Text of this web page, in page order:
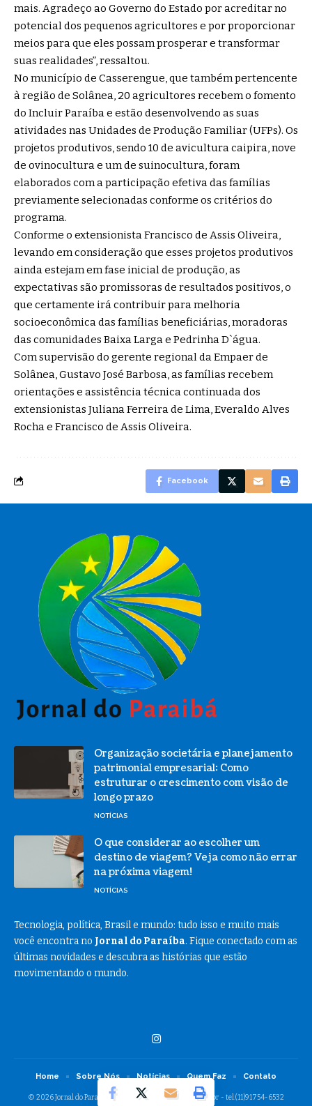
mais. Agradeço ao Governo do Estado por acreditar no
potencial dos pequenos agricultores e por proporcionar
meios para que eles possam prosperar e transformar
suas realidades”, ressaltou.
No município de Casserengue, que também pertencente
à região de Solânea, 20 agricultores recebem o fomento
do Incluir Paraíba e estão desenvolvendo as suas
atividades nas Unidades de Produção Familiar (UFPs). Os
projetos produtivos, sendo 10 de avicultura caipira, nove
de ovinocultura e um de suinocultura, foram
elaborados com a participação efetiva das famílias
previamente selecionadas conforme os critérios do
programa.
Conforme o extensionista Francisco de Assis Oliveira,
levando em consideração que esses projetos produtivos
ainda estejam em fase inicial de produção, as
expectativas são promissoras de resultados positivos, o
que certamente irá contribuir para melhoria
socioeconômica das famílias beneficiárias, moradoras
das comunidades Baixa Larga e Pedrinha D`água.
Com supervisão do gerente regional da Empaer de
Solânea, Gustavo José Barbosa, as famílias recebem
orientações e assistência técnica continuada dos
extensionistas Juliana Ferreira de Lima, Everaldo Alves
Rocha e Francisco de Assis Oliveira.
Facebook
Organização societária e planejamento
patrimonial empresarial: Como
estruturar o crescimento com visão de
longo prazo
NOTÍCIAS
O que considerar ao escolher um
destino de viagem? Veja como não errar
na próxima viagem!
NOTÍCIAS
Tecnologia, política, Brasil e mundo: tudo isso e muito mais
você encontra no Jornal do Paraíba. Fique conectado com as
últimas novidades e descubra as histórias que estão
movimentando o mundo.
© 2026 Jornal do Paraibá - contato@jornaldoparaiba.com.br - tel.(11)91754-6532
Home Sobre Nós Notícias Quem Faz Contato